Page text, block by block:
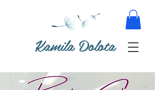
Kamila Dolota